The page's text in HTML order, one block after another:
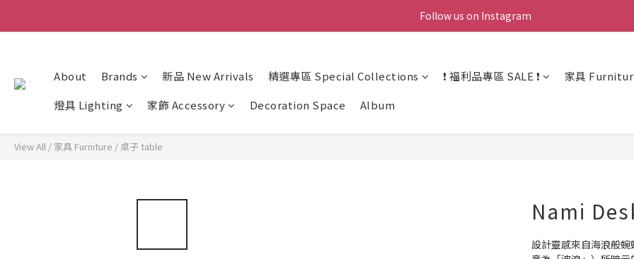
Follow us on Instagram
About Brands 新品 New Arrivals 精選專區 Special Collections ❗ 福利品專區 SALE ❗
家具
燈具 Lighting
家飾 Accessory Decoration Space Album
View All / 家具 Furniture / 桌子 table
Nami
設計靈感來自海浪般